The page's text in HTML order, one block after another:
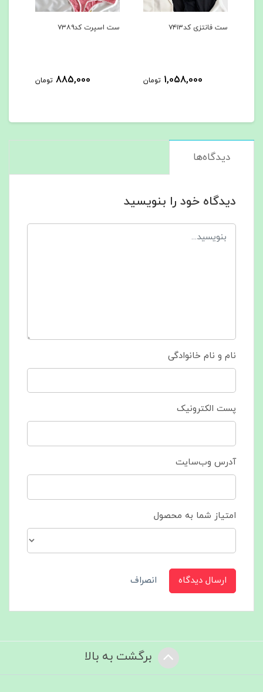
ست اسپرت کد۷۳۸۹
885,000 تومان
شرت فانتزی پشت باز
425,000 تومان
دیدگاه‌ها
دیدگاه خود را بنویسید
نام و نام خانوادگی
پست الکترونیک
آدرس وب‌سایت
امتیاز شما به محصول
ارسال دیدگاه انصراف
برگشت به بالا